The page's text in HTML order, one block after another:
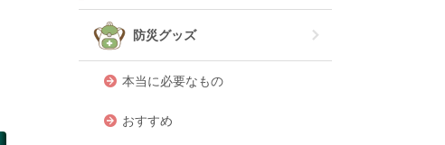
防災グッズ
本当に必要なもの
おすすめ